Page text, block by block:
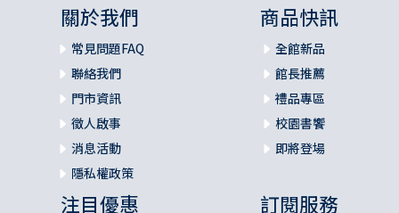
關於我們
常見問題FAQ
聯絡我們
門市資訊
徵人啟事
消息活動
隱私權政策
商品快訊
全館新品
館長推薦
禮品專區
校園書饗
即將登場
注目優惠 訂閱服務